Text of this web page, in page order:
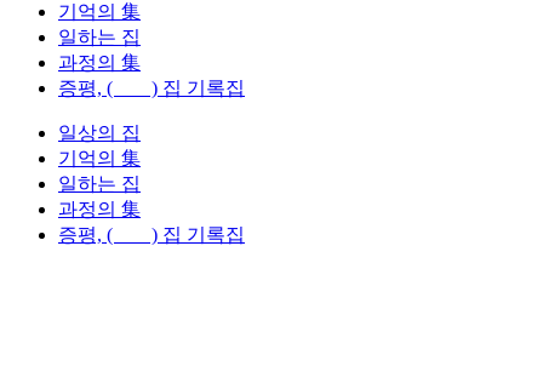
기억의 集
일하는 집
과정의 集
증평, ( ) 집 기록집
일상의 집
기억의 集
일하는 집
과정의 集
증평, ( ) 집 기록집